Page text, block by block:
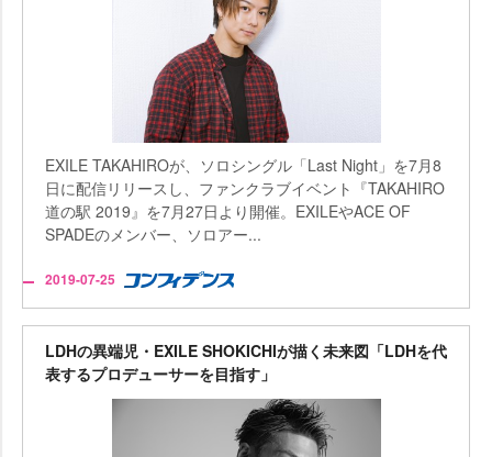
EXILE TAKAHIROが、ソロシングル「Last Night」を7月8
日に配信リリースし、ファンクラブイベント『TAKAHIRO
道の駅 2019』を7月27日より開催。EXILEやACE OF
SPADEのメンバー、ソロアー...
2019-07-25
LDHの異端児・EXILE SHOKICHIが描く未来図「LDHを代
表するプロデューサーを目指す」